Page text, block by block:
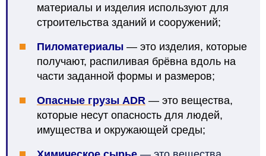
материалы и изделия используют для
строительства зданий и сооружений;
Пиломатериалы — это изделия, которые
получают, распиливая брёвна вдоль на
части заданной формы и размеров;
Опасные грузы ADR — это вещества,
которые несут опасность для людей,
имущества и окружающей среды;